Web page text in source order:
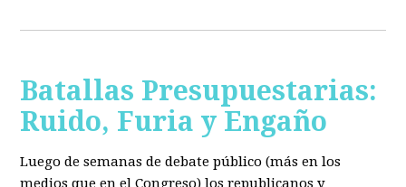
Batallas Presupuestarias:
Ruido, Furia y Engaño
Luego de semanas de debate público (más en los
medios que en el Congreso) los republicanos y